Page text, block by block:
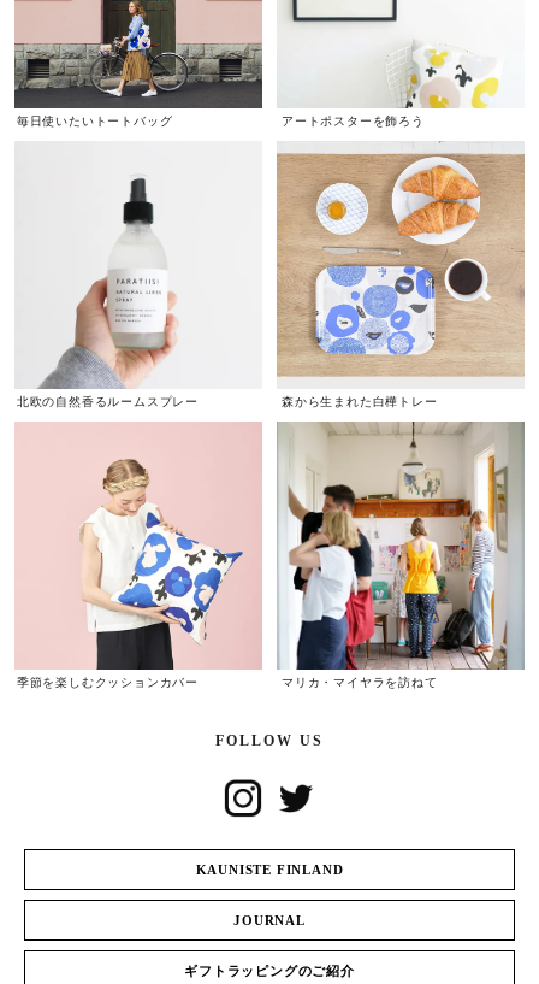
毎日使いたいトートバッグ アートポスターを飾ろう
北欧の自然香るルームスプレー 森から生まれた白樺トレー
季節を楽しむクッションカバー マリカ・マイヤラを訪ねて
FOLLOW US
KAUNISTE FINLAND
JOURNAL
ギフトラッピングのご紹介